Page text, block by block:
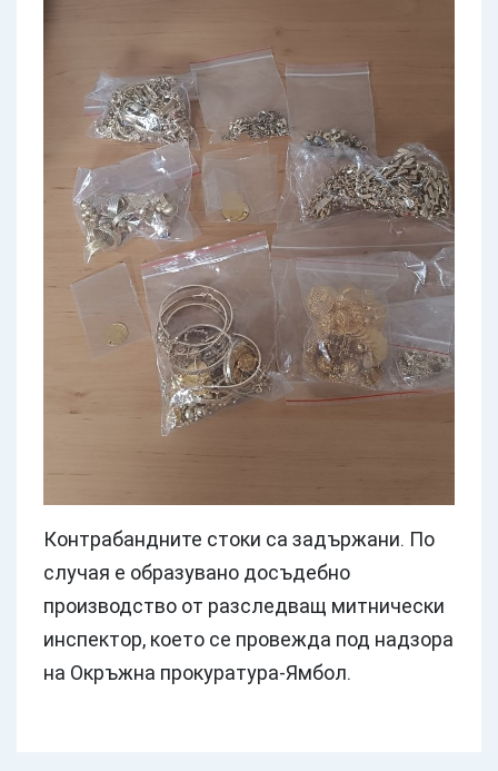
Контрабандните стоки са задържани. По
случая е образувано досъдебно
производство от разследващ митнически
инспектор, което се провежда под надзора
на Окръжна прокуратура-Ямбол.